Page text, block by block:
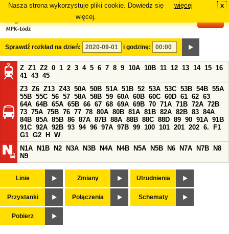
Nasza strona wykorzystuje pliki cookie. Dowiedz się
więcej.
więcej x
Sprawdź rozkład na dzień: i godzinę:
Z Z1 Z2 0 1 2 3 4 5 6 7 8 9 10A 10B 11 12 13 14 15 16
41 43 45
Z3 Z6 Z13 Z43 50A 50B 51A 51B 52 53A 53C 53B 54B 55A
55B 55C 56 57 58A 58B 59 60A 60B 60C 60D 61 62 63
64A 64B 65A 65B 66 67 68 69A 69B 70 71A 71B 72A 72B
73 75A 75B 76 77 78 80A 80B 81A 81B 82A 82B 83 84A
84B 85A 85B 86 87A 87B 88A 88B 88C 88D 89 90 91A 91B
91C 92A 92B 93 94 96 97A 97B 99 100 101 201 202 6.
F1
G1 G2 H
W
N1A
N1B N2 N3A N3B N4A N4B N5A N5B N6 N7A N7B
N8
N9
Linie Zmiany Utrudnienia
Przystanki Połączenia Schematy
Pobierz